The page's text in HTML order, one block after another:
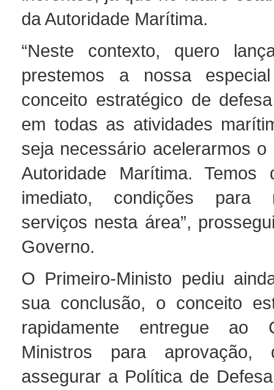
da Autoridade Marítima.
“Neste contexto, quero
prestemos a nossa
conceito estratégico de
em todas as atividades
seja necessário acelerarmos o
Autoridade Marítima.
imediato, condições para
serviços nesta área”,
Governo.
O Primeiro-Ministo pediu
sua conclusão, o conceito
rapidamente entregue ao
Ministros para
assegurar a Política de